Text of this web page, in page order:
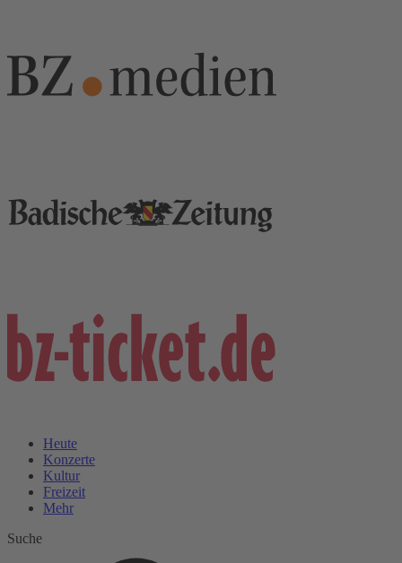
Heute
Konzerte
Kultur
Freizeit
Mehr
Suche